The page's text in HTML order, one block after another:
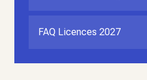
FAQ Licences 2027